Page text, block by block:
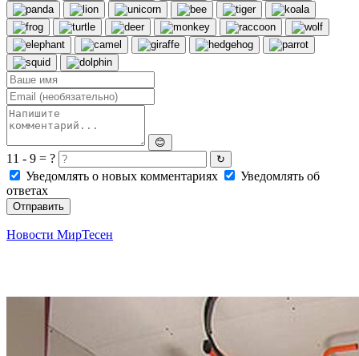
😊
11 - 9 = ? ↻
Уведомлять о новых комментариях
Уведомлять об
ответах
Отправить
Новости МирТесен